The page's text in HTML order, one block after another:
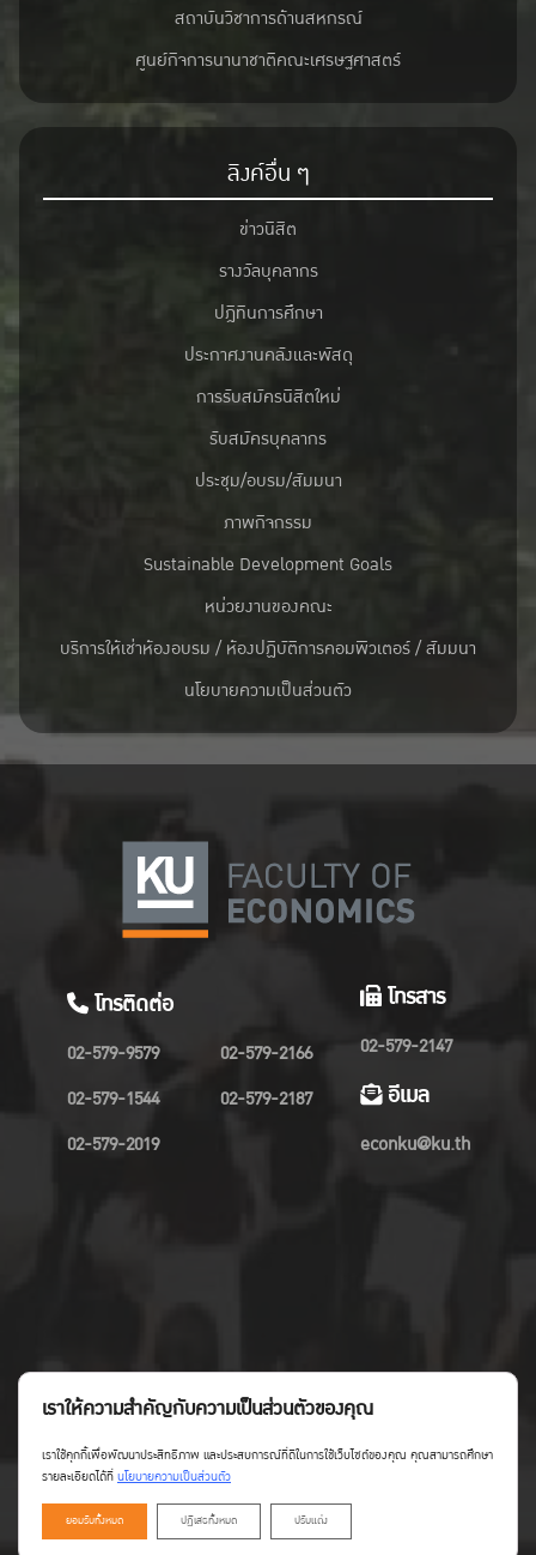
สถาบันวิชาการด้านสหกรณ์
ศูนย์กิจการนานาชาติคณะเศรษฐศาสตร์
ลิงค์อื่น ๆ
ข่าวนิสิต
รางวัลบุคลากร
ปฎิทินการศึกษา
ประกาศงานคลังและพัสดุ
การรับสมัครนิสิตใหม่
รับสมัครบุคลากร
ประชุม/อบรม/สัมมนา
ภาพกิจกรรม
Sustainable Development Goals
หน่วยงานของคณะ
บริการให้เช่าห้องอบรม / ห้องปฏิบัติการคอมพิวเตอร์ / สัมมนา
นโยบายความเป็นส่วนตัว
โทรติดต่อ
02-579-9579
02-579-1544
02-579-2019
02-579-2166
02-579-2187
โทรสาร
02-579-2147
อีเมล
econku@ku.th
Copyright©Faculty of Economics KU
เราให้ความสำคัญกับความเป็นส่วนตัวของคุณ
เราใช้คุกกี้เพื่อพัฒนาประสิทธิภาพ และประสบการณ์ที่ดีในการใช้เว็บไซต์ของคุณ คุณสามารถศึกษา
รายละเอียดได้ที่นโยบายความเป็นส่วนตัว
ยอมรับทั้งหมด ปฏิเสธทั้งหมด ปรับแต่ง